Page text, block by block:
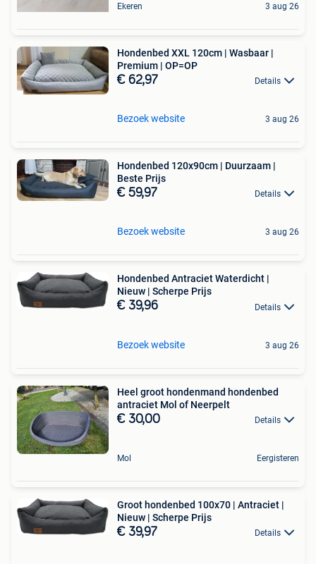
Ekeren 3 aug 26
Hondenbed XXL 120cm | Wasbaar |
Premium | OP=OP
€ 62,97 Details
Bezoek website 3 aug 26
Hondenbed 120x90cm | Duurzaam |
Beste Prijs
€ 59,97 Details
Bezoek website 3 aug 26
Hondenbed Antraciet Waterdicht |
Nieuw | Scherpe Prijs
€ 39,96 Details
Bezoek website 3 aug 26
Heel groot hondenmand hondenbed
antraciet Mol of Neerpelt
€ 30,00 Details
Mol Eergisteren
Groot hondenbed 100x70 | Antraciet |
Nieuw | Scherpe Prijs
€ 39,97 Details